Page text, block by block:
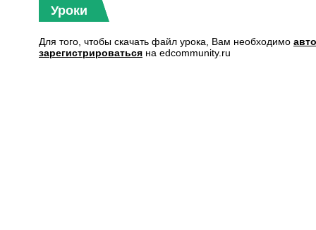
Уроки
Для того, чтобы скачать файл урока, Вам необходимо
зарегистрироваться на edcommunity.ru